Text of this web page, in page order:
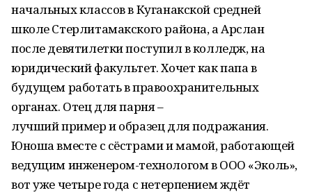
начальных классов в Куганакской средней
школе Стерлитамакского района, а Арслан
после девятилетки поступил в колледж, на
юридический факультет. Хочет как папа в
будущем работать в правоохранительных
органах. Отец для парня –
лучший пример и образец для подражания.
Юноша вместе с сёстрами и мамой, работающей
ведущим инженером-технологом в ООО «Эколь»,
вот уже четыре года с нетерпением ждёт